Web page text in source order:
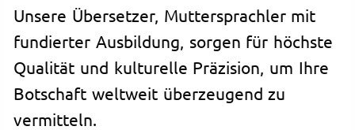
Unsere Übersetzer, Muttersprachler mit
fundierter Ausbildung, sorgen für höchste
Qualität und kulturelle Präzision, um Ihre
Botschaft weltweit überzeugend zu
vermitteln.